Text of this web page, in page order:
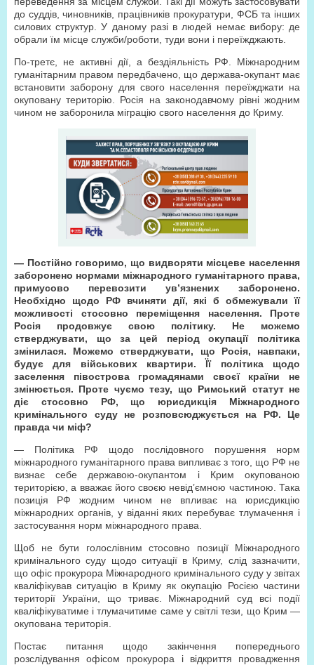
до суддів, чиновників, працівників прокуратури, ФСБ та інших
силових структур. У даному разі в людей немає вибору: де
обрали їм місце служби/роботи, туди вони і переїжджають.
По-третє, не активні дії, а бездіяльність РФ. Міжнародним
гуманітарним правом передбачено, що держава-окупант має
встановити заборону для свого населення переїжджати на
окуповану територію. Росія на законодавчому рівні жодним
чином не заборонила міграцію свого населення до Криму.
— Постійно говоримо, що видворяти місцеве населення
заборонено нормами міжнародного гуманітарного права,
примусово перевозити ув’язнених заборонено.
Необхідно щодо РФ вчиняти дії, які б обмежували її
можливості стосовно переміщення населення. Проте
Росія продовжує свою політику. Не можемо
стверджувати, що за цей період окупації політика
змінилася. Можемо стверджувати, що Росія, навпаки,
будує для військових квартири. Її політика щодо
заселення півострова громадянами своєї країни не
змінюється. Проте чуємо тезу, що Римський статут не
діє стосовно РФ, що юрисдикція Міжнародного
кримінального суду не розповсюджується на РФ. Це
правда чи міф?
— Політика РФ щодо послідовного порушення норм
міжнародного гуманітарного права випливає з того, що РФ не
визнає себе державою-окупантом і Крим окупованою
територією, а вважає його своєю невід’ємною частиною. Така
позиція РФ жодним чином не впливає на юрисдикцію
міжнародних органів, у віданні яких перебуває тлумачення і
застосування норм міжнародного права.
Щоб не бути голослівним стосовно позиції Міжнародного
кримінального суду щодо ситуації в Криму, слід зазначити,
що офіс прокурора Міжнародного кримінального суду у звітах
кваліфікував ситуацію в Криму як окупацію Росією частини
території України, що триває. Міжнародний суд всі події
кваліфікуватиме і тлумачитиме саме у світлі тези, що Крим —
окупована територія.
Постає питання щодо закінчення попереднього
розслідування офісом прокурора і відкриття провадження